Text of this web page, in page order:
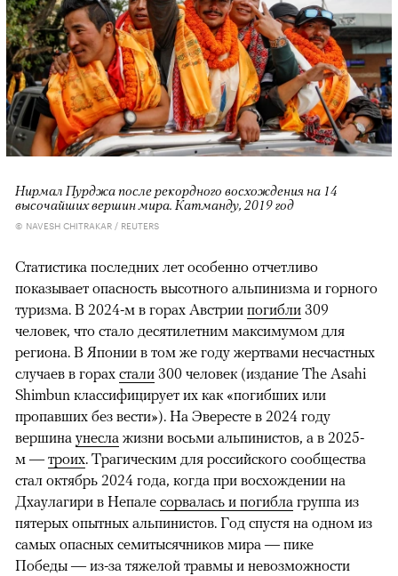
Нирмал Пурджа после рекордного восхождения на 14
высочайших вершин мира. Катманду, 2019 год
© NAVESH CHITRAKAR / REUTERS
Статистика последних лет особенно отчетливо
показывает опасность высотного альпинизма и горного
туризма. В 2024-м в горах Австрии погибли 309
человек, что стало десятилетним максимумом для
региона. В Японии в том же году жертвами несчастных
случаев в горах стали 300 человек (издание The Asahi
Shimbun классифицирует их как «погибших или
пропавших без вести»). На Эвересте в 2024 году
вершина унесла жизни восьми альпинистов, а в 2025-
м — троих. Трагическим для российского сообщества
стал октябрь 2024 года, когда при восхождении на
Дхаулагири в Непале сорвалась и погибла группа из
пятерых опытных альпинистов. Год спустя на одном из
самых опасных семитысячников мира — пике
Победы — из-за тяжелой травмы и невозможности